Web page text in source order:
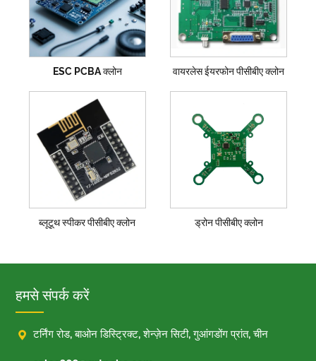
ESC PCBA क्लोन वायरलेस ईयरफोन पीसीबीए क्लोन
ब्लूटूथ स्पीकर पीसीबीए क्लोन ड्रोन पीसीबीए क्लोन
हमसे संपर्क करें
 टर्निंग रोड, बाओन डिस्ट्रिक्ट, शेन्ज़ेन सिटी, गुआंगडोंग प्रांत, चीन